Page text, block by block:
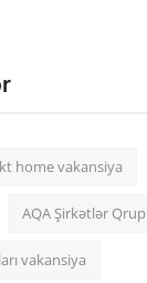
home vakansiya
AQA Şirkətlər
vakansiya